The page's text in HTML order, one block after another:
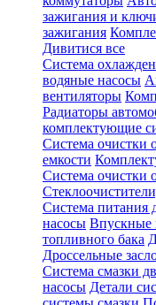
зажигания и
зажигания
Дивитися все
Система
водяные насосы
вентиляторы
Радиаторы
комплектующие
Система очистки
емкости
Система очистки
Система питания
насосы Впускные
топливного бака
Дроссельные
Система смазки
насосы Детали